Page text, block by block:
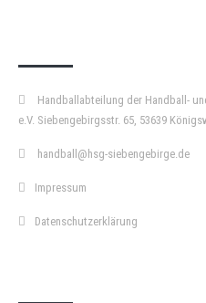
Handballabteilung der Handball-
e.V. Siebengebirgsstr. 65, 53639
handball@hsg-siebengebirge.de
Impressum
Datenschutzerklärung